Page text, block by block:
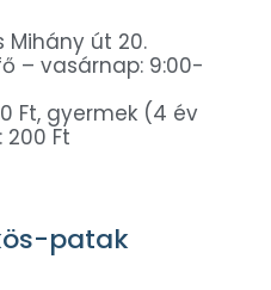
Mihány út 20.
– vasárnap: 9:00-
Ft, gyermek (4 év
Ft
patak